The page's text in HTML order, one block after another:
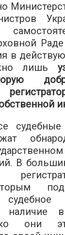
в
лишь
В
наличие в
они